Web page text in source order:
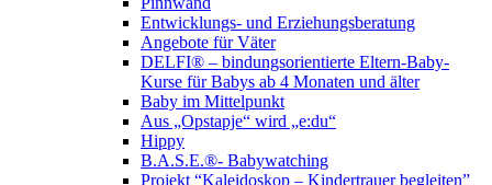
Entwicklungs- und Erziehungsberatung
Angebote für Väter
DELFI® – bindungsorientierte Eltern-Baby-
Kurse für Babys ab 4 Monaten und älter
Baby im Mittelpunkt
Aus „Opstapje“ wird „e:du“
Hippy
B.A.S.E.®- Babywatching
Projekt “Kaleidoskop – Kindertrauer begleiten”